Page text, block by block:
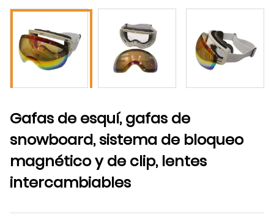
Gafas de esquí, gafas de
snowboard, sistema de bloqueo
magnético y de clip, lentes
intercambiables